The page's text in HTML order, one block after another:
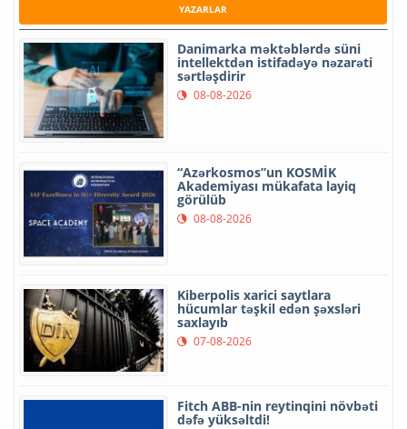
YAZARLAR
Danimarka məktəblərdə süni
intellektdən istifadəyə nəzarəti
sərtləşdirir
08-08-2026
“Azərkosmos”un KOSMİK
Akademiyası mükafata layiq
görülüb
08-08-2026
Kiberpolis xarici saytlara
hücumlar təşkil edən şəxsləri
saxlayıb
07-08-2026
Fitch ABB-nin reytinqini növbəti
dəfə yüksəltdi!